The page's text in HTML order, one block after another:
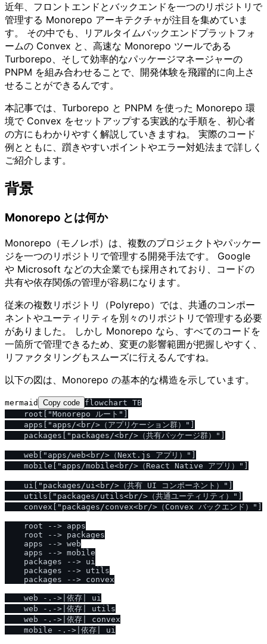
近年、フロントエンドとバックエンドを一つのリポジトリで
管理する Monorepo アーキテクチャが注目を集めていま
す。 その中でも、リアルタイムバックエンドプラットフォ
ームの Convex と、高速な Monorepo ツールである
Turborepo、そして効率的なパッケージマネージャーの
PNPM を組み合わせることで、開発体験を飛躍的に向上さ
せることができるんです。
本記事では、Turborepo と PNPM を使った Monorepo 環
境で Convex をセットアップする実践的な手順を、初心者
の方にもわかりやすく解説していきますね。 実際のコード
例とともに、躓きやすいポイントやエラー対処法まで詳しく
ご紹介します。
背景
Monorepo とは何か
Monorepo（モノレポ）は、複数のプロジェクトやパッケー
ジを一つのリポジトリで管理する開発手法です。 Google
や Microsoft などの大企業でも採用されており、コードの
共有や依存関係の管理が容易になります。
従来の複数リポジトリ（Polyrepo）では、共通のコンポー
ネントやユーティリティを別々のリポジトリで管理する必要
がありました。 しかし Monorepo なら、すべてのコードを
一箇所で管理できるため、変更の影響範囲が把握しやすく、
リファクタリングもスムーズに行えるんですね。
以下の図は、Monorepo の基本的な構造を示しています。
mermaid Copy code flowchart TB
    root["Monorepo ルート"]
    apps["apps/<br/>（アプリケーション群）"]
    packages["packages/<br/>（共有パッケージ群）"]
    web["apps/web<br/>（Next.js アプリ）"]
    mobile["apps/mobile<br/>（React Native アプリ）"]
    ui["packages/ui<br/>（共有 UI コンポーネント）"]
    utils["packages/utils<br/>（共通ユーティリティ）"]
    convex["packages/convex<br/>（Convex バックエンド）"]
    root --> apps
    root --> packages
    apps --> web
    apps --> mobile
    packages --> ui
    packages --> utils
    packages --> convex
    web -.->|依存| ui
    web -.->|依存| utils
    web -.->|依存| convex